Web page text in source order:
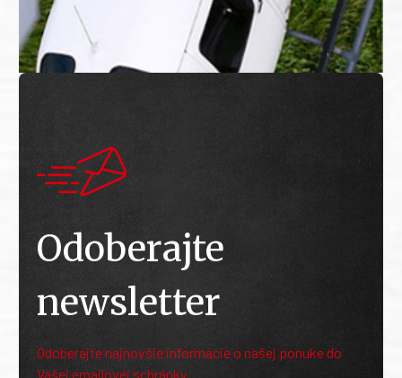
Odoberajte
newsletter
Odoberajte najnovšie informácie o našej ponuke do
Vašej emailovej schránky.